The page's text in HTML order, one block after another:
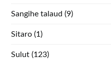
Sangihe talaud (9)
Sitaro (1)
Sulut (123)